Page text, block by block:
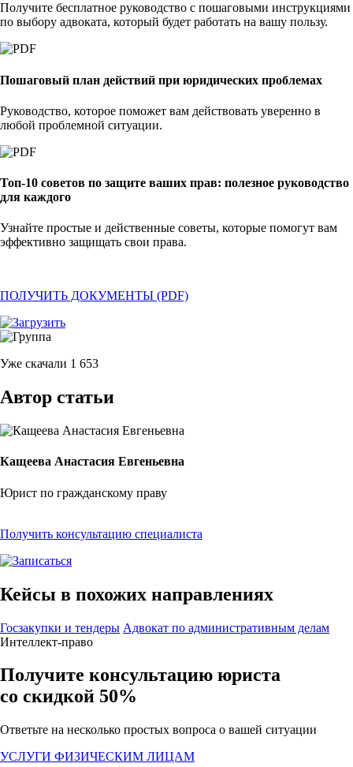
Получите бесплатное руководство с пошаговыми инструкциями
по выбору адвоката, который будет работать на вашу пользу.
Пошаговый план действий при юридических проблемах
Руководство, которое поможет вам действовать уверенно в
любой проблемной ситуации.
Топ-10 советов по защите ваших прав: полезное руководство
для каждого
Узнайте простые и действенные советы, которые помогут вам
эффективно защищать свои права.
ПОЛУЧИТЬ ДОКУМЕНТЫ (PDF)
Уже скачали 1 653
Автор статьи
Кащеева Анастасия Евгеньевна
Юрист по гражданскому праву
Получить консультацию специалиста
Кейсы в похожих направлениях
Госзакупки и тендеры Адвокат по административным делам
Интеллект-право
Получите консультацию юриста
со скидкой 50%
Ответьте на несколько простых вопроса о вашей ситуации
УСЛУГИ ФИЗИЧЕСКИМ ЛИЦАМ